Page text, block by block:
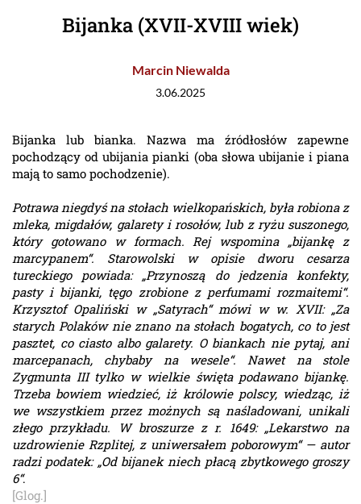
Bijanka (XVII-XVIII wiek)
Marcin Niewalda
3.06.2025
Bijanka lub bianka. Nazwa ma źródłosłów zapewne
pochodzący od ubijania pianki (oba słowa ubijanie i piana
mają to samo pochodzenie).
Potrawa niegdyś na stołach wielkopańskich, była robiona z
mleka, migdałów, galarety i rosołów, lub z ryżu suszonego,
który gotowano w formach. Rej wspomina „bijankę z
marcypanem“. Starowolski w opisie dworu cesarza
tureckiego powiada: „Przynoszą do jedzenia konfekty,
pasty i bijanki, tęgo zrobione z perfumami rozmaitemi“.
Krzysztof Opaliński w „Satyrach“ mówi w w. XVII: „Za
starych Polaków nie znano na stołach bogatych, co to jest
pasztet, co ciasto albo galarety. O biankach nie pytaj, ani
marcepanach, chybaby na wesele“. Nawet na stole
Zygmunta III tylko w wielkie święta podawano bijankę.
Trzeba bowiem wiedzieć, iż królowie polscy, wiedząc, iż
we wszystkiem przez możnych są naśladowani, unikali
złego przykładu. W broszurze z r. 1649: „Lekarstwo na
uzdrowienie Rzplitej, z uniwersałem poborowym“ — autor
radzi podatek: „Od bijanek niech płacą zbytkowego groszy
6“.
[Glog.]